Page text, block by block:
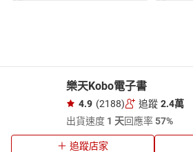
樂天Kobo電子書
4.9 (2188) 追蹤 2.4萬
出貨速度 1 天回應率57%
追蹤店家